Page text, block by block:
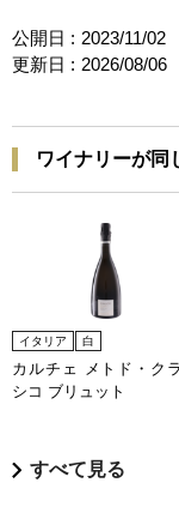
公開日 : 2023/11/02
更新日 : 2026/08/06
ワイナリーが同
イタリア 白
カルチェ メトド・ク
シコ ブリュット
すべて見る